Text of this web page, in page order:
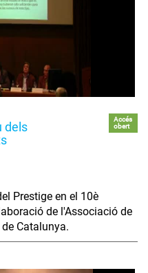
dels
Accés
obert
Prestige en el 10è
de l'Associació de
Catalunya.